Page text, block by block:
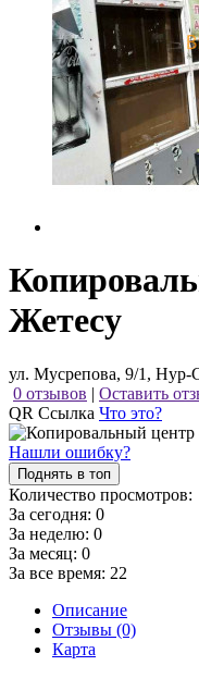
Жетесу
ул. Мусрепова, 9/1, Нур-
0 отзывов | Оставить
QR Ссылка Что это?
Нашли ошибку?
Поднять в топ
Количество просмотров:
За сегодня: 0
За неделю: 0
За месяц: 0
За все время: 22
Описание
Отзывы (0)
Карта